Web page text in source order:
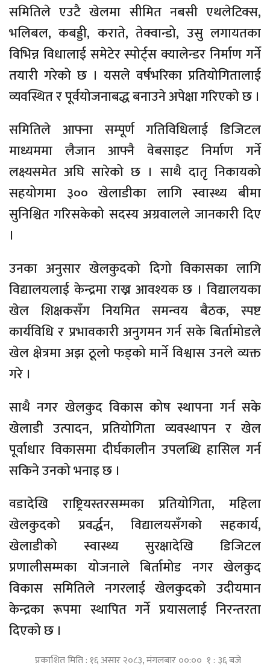
समितिले एउटै खेलमा सीमित नबसी एथलेटिक्स,
भलिबल, कबड्डी, कराते, तेक्वान्डो, उसु लगायतका
विभिन्न विधालाई समेटेर स्पोर्ट्स क्यालेन्डर निर्माण गर्ने
तयारी गरेको छ । यसले वर्षभरिका प्रतियोगितालाई
व्यवस्थित र पूर्वयोजनाबद्ध बनाउने अपेक्षा गरिएको छ ।
समितिले आफ्ना सम्पूर्ण गतिविधिलाई डिजिटल
माध्यममा लैजान आफ्नै वेबसाइट निर्माण गर्ने
लक्ष्यसमेत अघि सारेको छ । साथै दातृ निकायको
सहयोगमा ३०० खेलाडीका लागि स्वास्थ्य बीमा
सुनिश्चित गरिसकेको सदस्य अग्रवालले जानकारी दिए
।
उनका अनुसार खेलकुदको दिगो विकासका लागि
विद्यालयलाई केन्द्रमा राख्न आवश्यक छ । विद्यालयका
खेल शिक्षकसँग नियमित समन्वय बैठक, स्पष्ट
कार्यविधि र प्रभावकारी अनुगमन गर्न सके बिर्तामोडले
खेल क्षेत्रमा अझ ठूलो फड्को मार्ने विश्वास उनले व्यक्त
गरे ।
साथै नगर खेलकुद विकास कोष स्थापना गर्न सके
खेलाडी उत्पादन, प्रतियोगिता व्यवस्थापन र खेल
पूर्वाधार विकासमा दीर्घकालीन उपलब्धि हासिल गर्न
सकिने उनको भनाइ छ ।
वडादेखि राष्ट्रियस्तरसम्मका प्रतियोगिता, महिला
खेलकुदको प्रवर्द्धन, विद्यालयसँगको सहकार्य,
खेलाडीको स्वास्थ्य सुरक्षादेखि डिजिटल
प्रणालीसम्मका योजनाले बिर्तामोड नगर खेलकुद
विकास समितिले नगरलाई खेलकुदको उदीयमान
केन्द्रका रूपमा स्थापित गर्ने प्रयासलाई निरन्तरता
दिएको छ ।
प्रकाशित मिति : १६ असार २०८३, मंगलबार ००:०० १ : ३६ बजे